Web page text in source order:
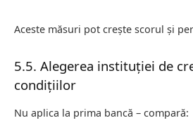
Aceste măsuri pot crește scorul și
5.5. Alegerea instituției de
condițiilor
Nu aplica la prima bancă – compară: